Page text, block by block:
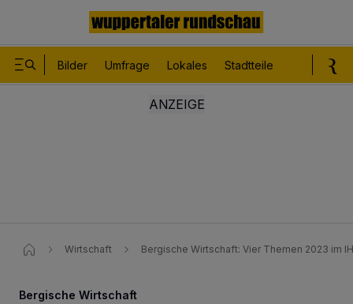
Bilder Umfrage Lokales Stadtteile
Wirtschaft Bergische Wirtschaft​: Vier Themen 2023 im
Bergische Wirtschaft